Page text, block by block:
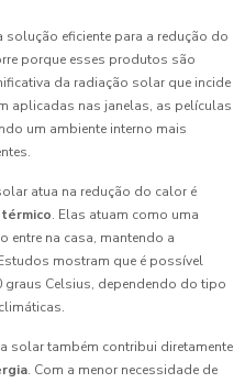
eficiente para a redução do
porque esses produtos são
da radiação solar que incide
aplicadas nas janelas, as películas
um ambiente interno mais
atua na redução do calor é
. Elas atuam como uma
entre na casa, mantendo a
mostram que é possível
graus Celsius, dependendo do tipo
solar também contribui diretamente
. Com a menor necessidade de